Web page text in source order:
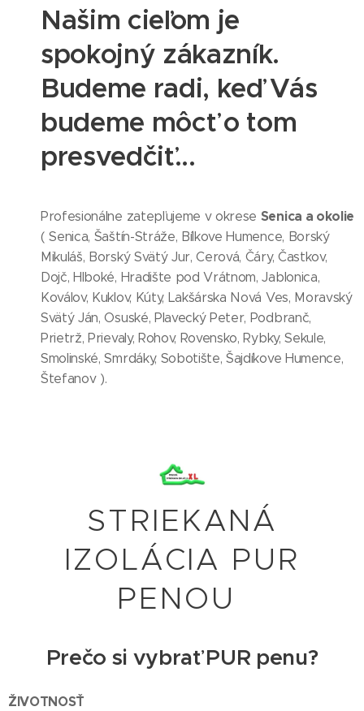
Našim cieľom je
spokojný zákazník.
Budeme radi, keď Vás
budeme môcť o tom
presvedčiť...
Profesionálne zatepľujeme v okrese Senica a okolie
( Senica, Šaštín-Stráže, Bílkove Humence, Borský
Mikuláš, Borský Svätý Jur, Cerová, Čáry, Častkov,
Dojč, Hlboké, Hradište pod Vrátnom, Jablonica,
Koválov, Kuklov, Kúty, Lakšárska Nová Ves, Moravský
Svätý Ján, Osuské, Plavecký Peter, Podbranč,
Prietrž, Prievaly, Rohov, Rovensko, Rybky, Sekule,
Smolinské, Smrdáky, Sobotište, Šajdíkove Humence,
Štefanov ).
STRIEKANÁ
IZOLÁCIA PUR
PENOU
Prečo si vybrať PUR penu?
ŽIVOTNOSŤ